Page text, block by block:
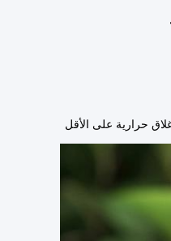
حرارية على الأقل